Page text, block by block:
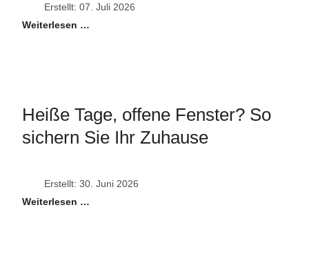
Erstellt: 07. Juli 2026
Weiterlesen …
Heiße Tage, offene Fenster? So
sichern Sie Ihr Zuhause
Erstellt: 30. Juni 2026
Weiterlesen …